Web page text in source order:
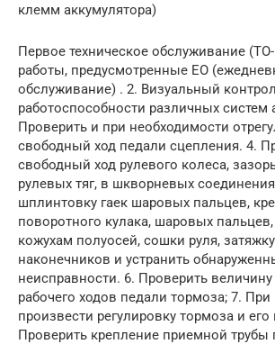
клемм аккумулятора)
Первое техническое обслуживание
работы, предусмотренные ЕО
обслуживание) . 2. Визуальный
работоспособности различных систем
Проверить и при необходимости
свободный ход педали сцепления. 4.
свободный ход рулевого колеса,
рулевых тяг, в шкворневых
шплинтовку гаек шаровых пальцев,
поворотного кулака, шаровых
кожухам полуосей, сошки руля,
наконечников и устранить
неисправности. 6. Проверить
рабочего ходов педали тормоза; 7.
произвести регулировку тормоза и его
Проверить крепление приемной трубы